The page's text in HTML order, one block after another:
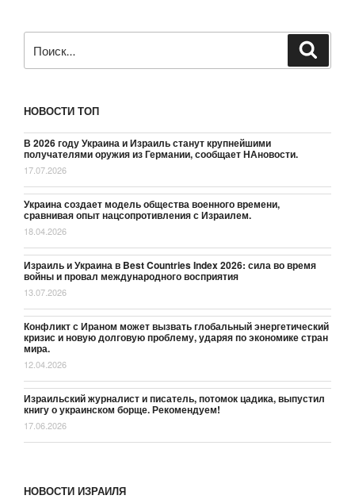
НОВОСТИ ТОП
В 2026 году Украина и Израиль станут крупнейшими
получателями оружия из Германии, сообщает НАновости.
17.07.2026
Украина создает модель общества военного времени,
сравнивая опыт нацсопротивления с Израилем.
18.04.2026
Израиль и Украина в Best Countries Index 2026: сила во время
войны и провал международного восприятия
13.07.2026
Конфликт с Ираном может вызвать глобальный энергетический
кризис и новую долговую проблему, ударяя по экономике стран
мира.
12.04.2026
Израильский журналист и писатель, потомок цадика, выпустил
книгу о украинском борще. Рекомендуем!
17.06.2026
НОВОСТИ ИЗРАИЛЯ